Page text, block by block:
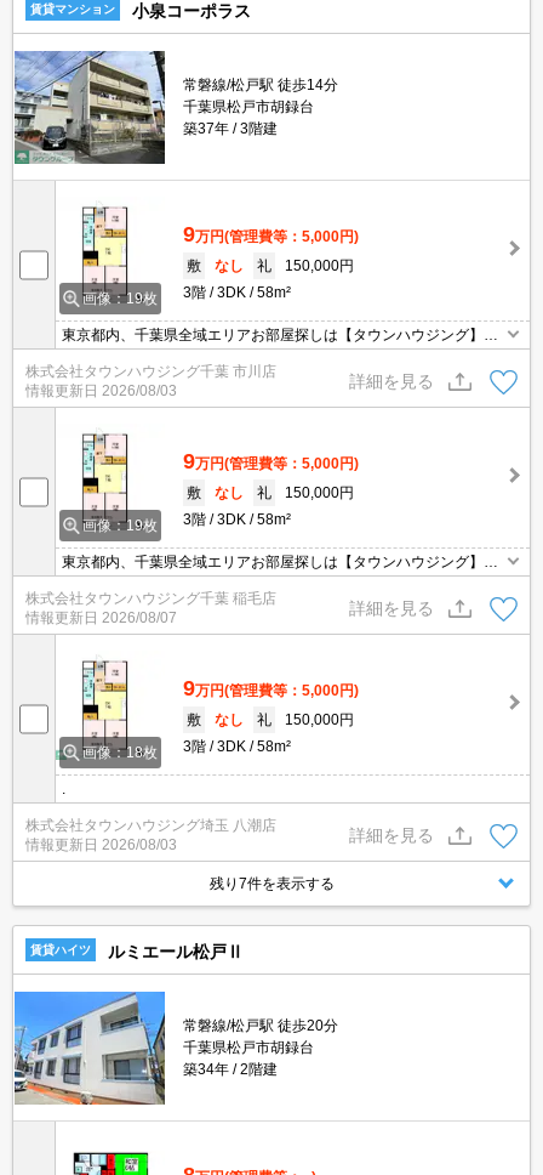
賃貸マンション 小泉コーポラス
常磐線/松戸駅 徒歩14分
千葉県松戸市胡録台
築37年
3階建
画像：19枚
9万円(管理費等：5,000円)
敷
なし 礼
150,000円
3階
3DK 58m²
東京都内、千葉県全域エリアお部屋探しは【タウンハウジング】に
お任せください！オンラインでご相談・ご見学・ご契約お手続きも
ご対応可能です。
株式会社タウンハウジング千葉 市川店
情報更新日 2026/08/03
詳細を見る
画像：19枚
9万円(管理費等：5,000円)
敷
なし 礼
150,000円
3階
3DK 58m²
東京都内、千葉県全域エリアお部屋探しは【タウンハウジング】に
お任せください！オンラインでご相談・ご見学・ご契約お手続きも
ご対応可能です。
株式会社タウンハウジング千葉 稲毛店
情報更新日 2026/08/07
詳細を見る
画像：18枚
9万円(管理費等：5,000円)
敷
なし 礼
150,000円
3階
3DK 58m²
株式会社タウンハウジング埼玉 八潮店
情報更新日 2026/08/03
詳細を見る
残り7件を表示する
賃貸ハイツ ルミエール松戸Ⅱ
常磐線/松戸駅 徒歩20分
千葉県松戸市胡録台
築34年
2階建